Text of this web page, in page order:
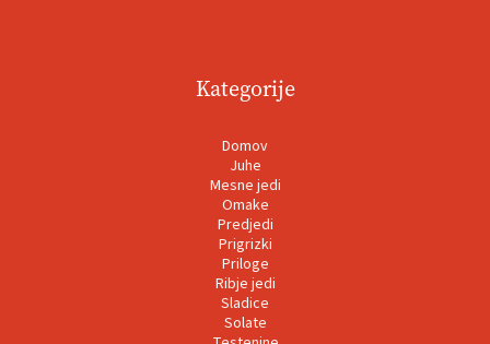
Kategorije
Domov
Juhe
Mesne jedi
Omake
Predjedi
Prigrizki
Priloge
Ribje jedi
Sladice
Solate